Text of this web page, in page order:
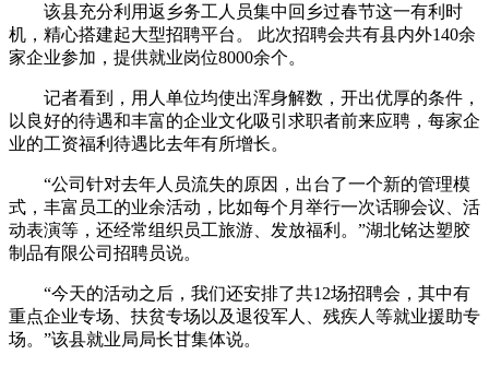
该县充分利用返乡务工人员集中回乡过春节这一有利时
机，精心搭建起大型招聘平台。 此次招聘会共有县内外140余
家企业参加，提供就业岗位8000余个。
记者看到，用人单位均使出浑身解数，开出优厚的条件，
以良好的待遇和丰富的企业文化吸引求职者前来应聘，每家企
业的工资福利待遇比去年有所增长。
“公司针对去年人员流失的原因，出台了一个新的管理模
式，丰富员工的业余活动，比如每个月举行一次话聊会议、活
动表演等，还经常组织员工旅游、发放福利。”湖北铭达塑胶
制品有限公司招聘员说。
“今天的活动之后，我们还安排了共12场招聘会，其中有
重点企业专场、扶贫专场以及退役军人、残疾人等就业援助专
场。”该县就业局局长甘集体说。